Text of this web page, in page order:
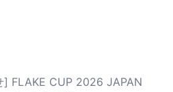
] FLAKE CUP 2026 JAPAN